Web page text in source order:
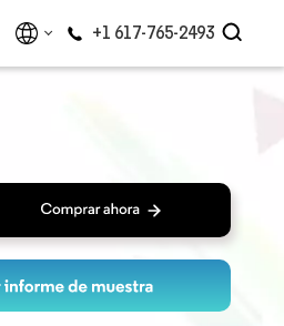
+1 617-765-2493